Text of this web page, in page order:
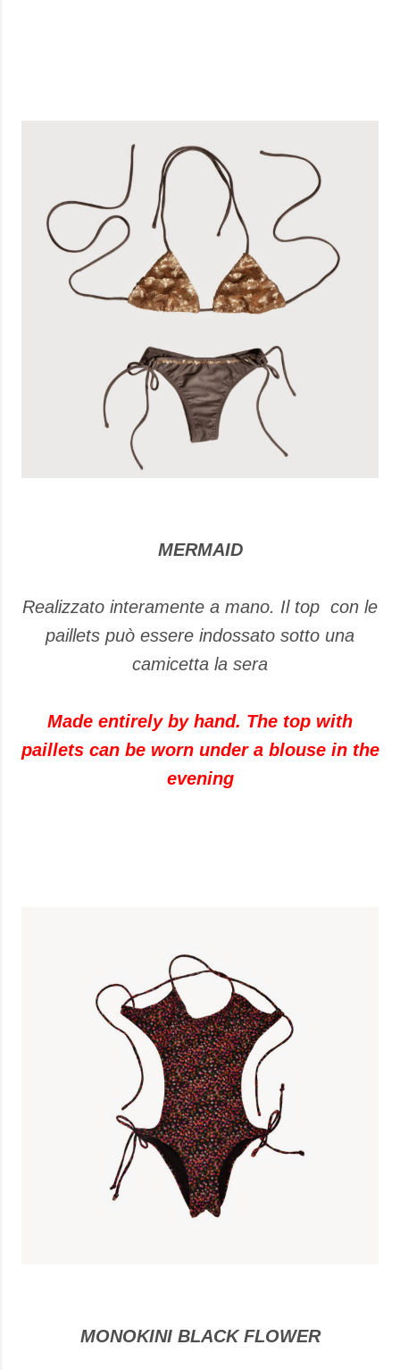
MERMAID
Realizzato interamente a mano. Il top con le
paillets può essere indossato sotto una
camicetta la sera
Made entirely by hand. The top with
paillets can be worn under a blouse in the
evening
MONOKINI BLACK FLOWER